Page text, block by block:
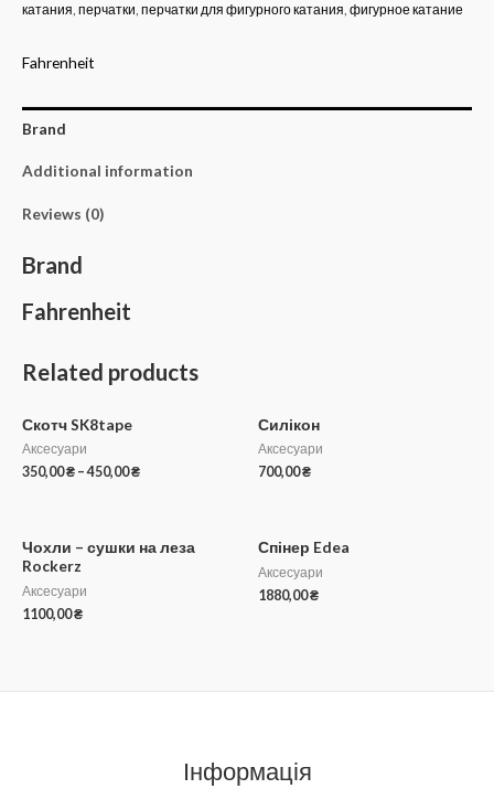
катания, перчатки, перчатки для фигурного катания, фигурное катание
Fahrenheit
Brand
Additional information
Reviews (0)
Brand
Fahrenheit
Related products
Скотч SK8tape
Аксесуари
350,00₴ –450,00₴
Силікон
Аксесуари
700,00₴
Чохли – сушки на леза
Rockerz
Аксесуари
1100,00₴
Спінер Edea
Аксесуари
1880,00₴
Інформація